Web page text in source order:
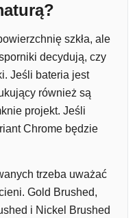
szkła, ale
decydują, czy
Jeśli bateria jest
również są
projekt. Jeśli
Chrome będzie
trzeba uważać
Gold Brushed,
i Nickel Brushed